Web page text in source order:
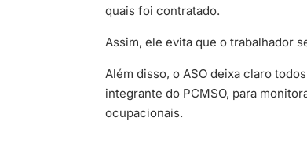
quais foi contratado.
Assim, ele evita que o trabalhador
Além disso, o ASO deixa claro
integrante do PCMSO, para
ocupacionais.